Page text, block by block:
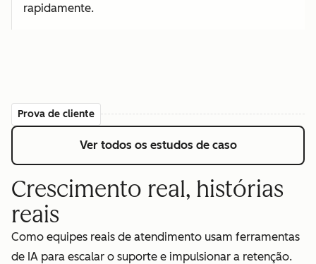
rapidamente.
Prova de cliente
Ver todos os estudos de caso
Crescimento real, histórias
reais
Como equipes reais de atendimento usam ferramentas
de IA para escalar o suporte e impulsionar a retenção.